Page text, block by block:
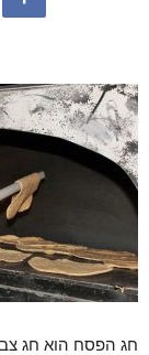
חג הפסח הוא חג